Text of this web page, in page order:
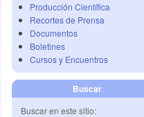
Producción Científica
Recortes de Prensa
Documentos
Boletines
Cursos y Encuentros
Buscar
Buscar en este sitio: